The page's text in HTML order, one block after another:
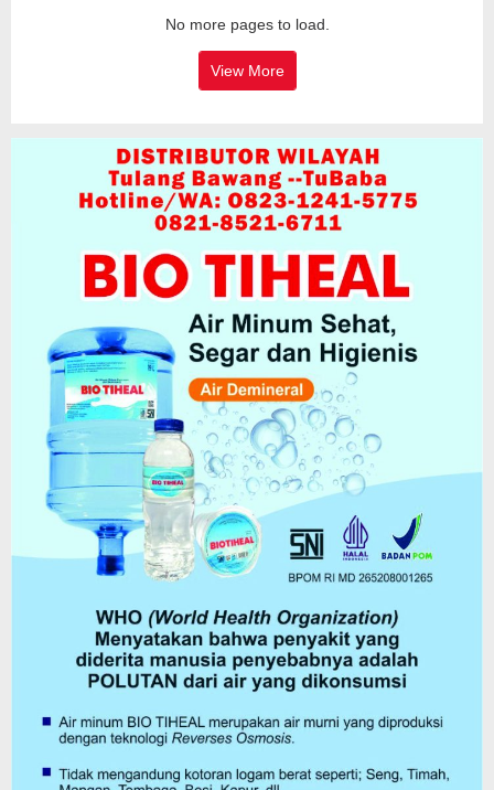
No more pages to load.
View More